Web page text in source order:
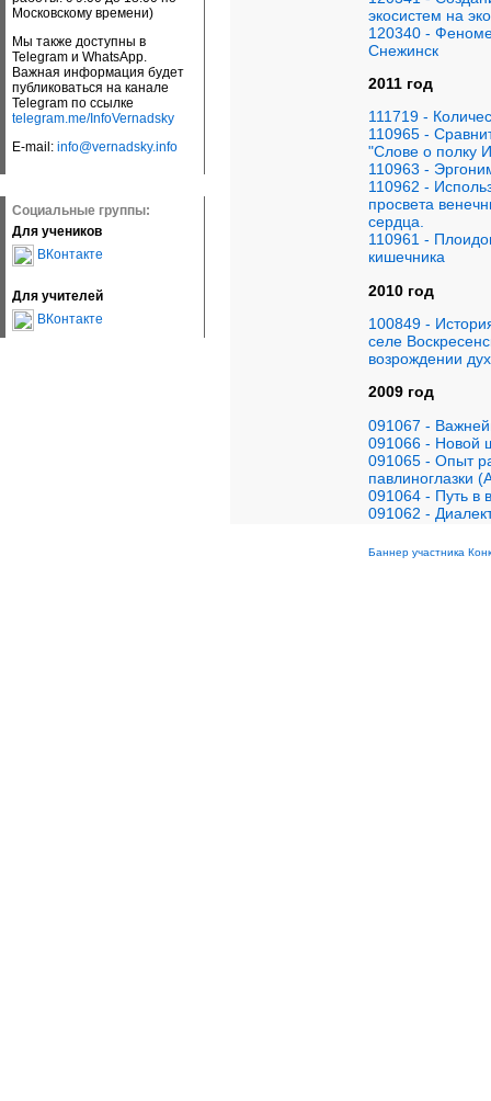
Московскому времени)
Мы также доступны в
Telegram и WhatsApp.
Важная информация будет
публиковаться на канале
Telegram по ссылке
telegram.me/InfoVernadsky
E-mail: info@vernadsky.info
Социальные группы:
Для учеников
ВКонтакте
Для учителей
ВКонтакте
экосистем на
120340 -
Снежинск
2011 год
111719 -
110965 -
"Слове о полку
110963 -
110962 -
просвета
сердца.
110961 -
кишечника
2010 год
100849 -
селе
возрождении
2009 год
091067 -
091066 - Новой
091065 - Опыт
павлиноглазки
091064 - Путь в
091062 -
Баннер участника